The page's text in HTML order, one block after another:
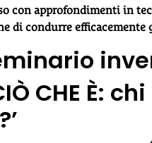
con approfondimenti in
di condurre efficacemente
CHE È: